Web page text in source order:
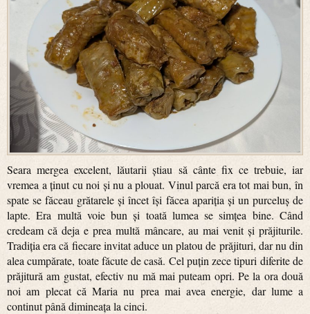
Seara mergea excelent, lăutarii știau să cânte fix ce trebuie, iar
vremea a ținut cu noi și nu a plouat. Vinul parcă era tot mai bun, în
spate se făceau grătarele și încet își făcea apariția și un purceluș de
lapte. Era multă voie bun și toată lumea se simțea bine. Când
credeam că deja e prea multă mâncare, au mai venit și prăjiturile.
Tradiția era că fiecare invitat aduce un platou de prăjituri, dar nu din
alea cumpărate, toate făcute de casă. Cel puțin zece tipuri diferite de
prăjitură am gustat, efectiv nu mă mai puteam opri. Pe la ora două
noi am plecat că Maria nu prea mai avea energie, dar lume a
continut până dimineața la cinci.